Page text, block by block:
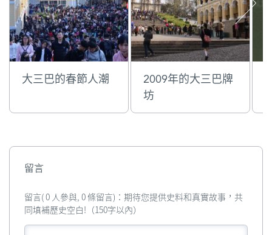
大三巴的春節人潮
2009年的大三巴牌
坊
留言
留言( 0 人參與, 0 條留言)：期待您提供史料和真實故事，共
同填補歷史空白!（150字以內）